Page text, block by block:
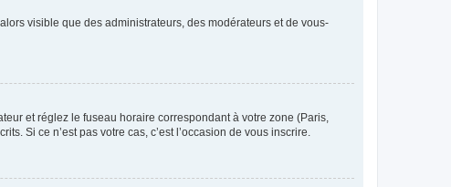
visible que des administrateurs, des modérateurs et de vous-
et réglez le fuseau horaire correspondant à votre zone (Paris,
Si ce n’est pas votre cas, c’est l’occasion de vous inscrire.